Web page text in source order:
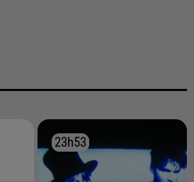
23h53
23h53